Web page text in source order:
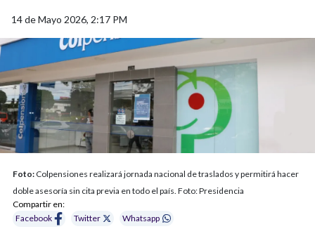
14 de Mayo 2026, 2:17 PM
Foto: Colpensiones realizará jornada nacional de traslados y permitirá hacer
doble asesoría sin cita previa en todo el país. Foto: Presidencia
Compartir en:
Facebook
Twitter Whatsapp